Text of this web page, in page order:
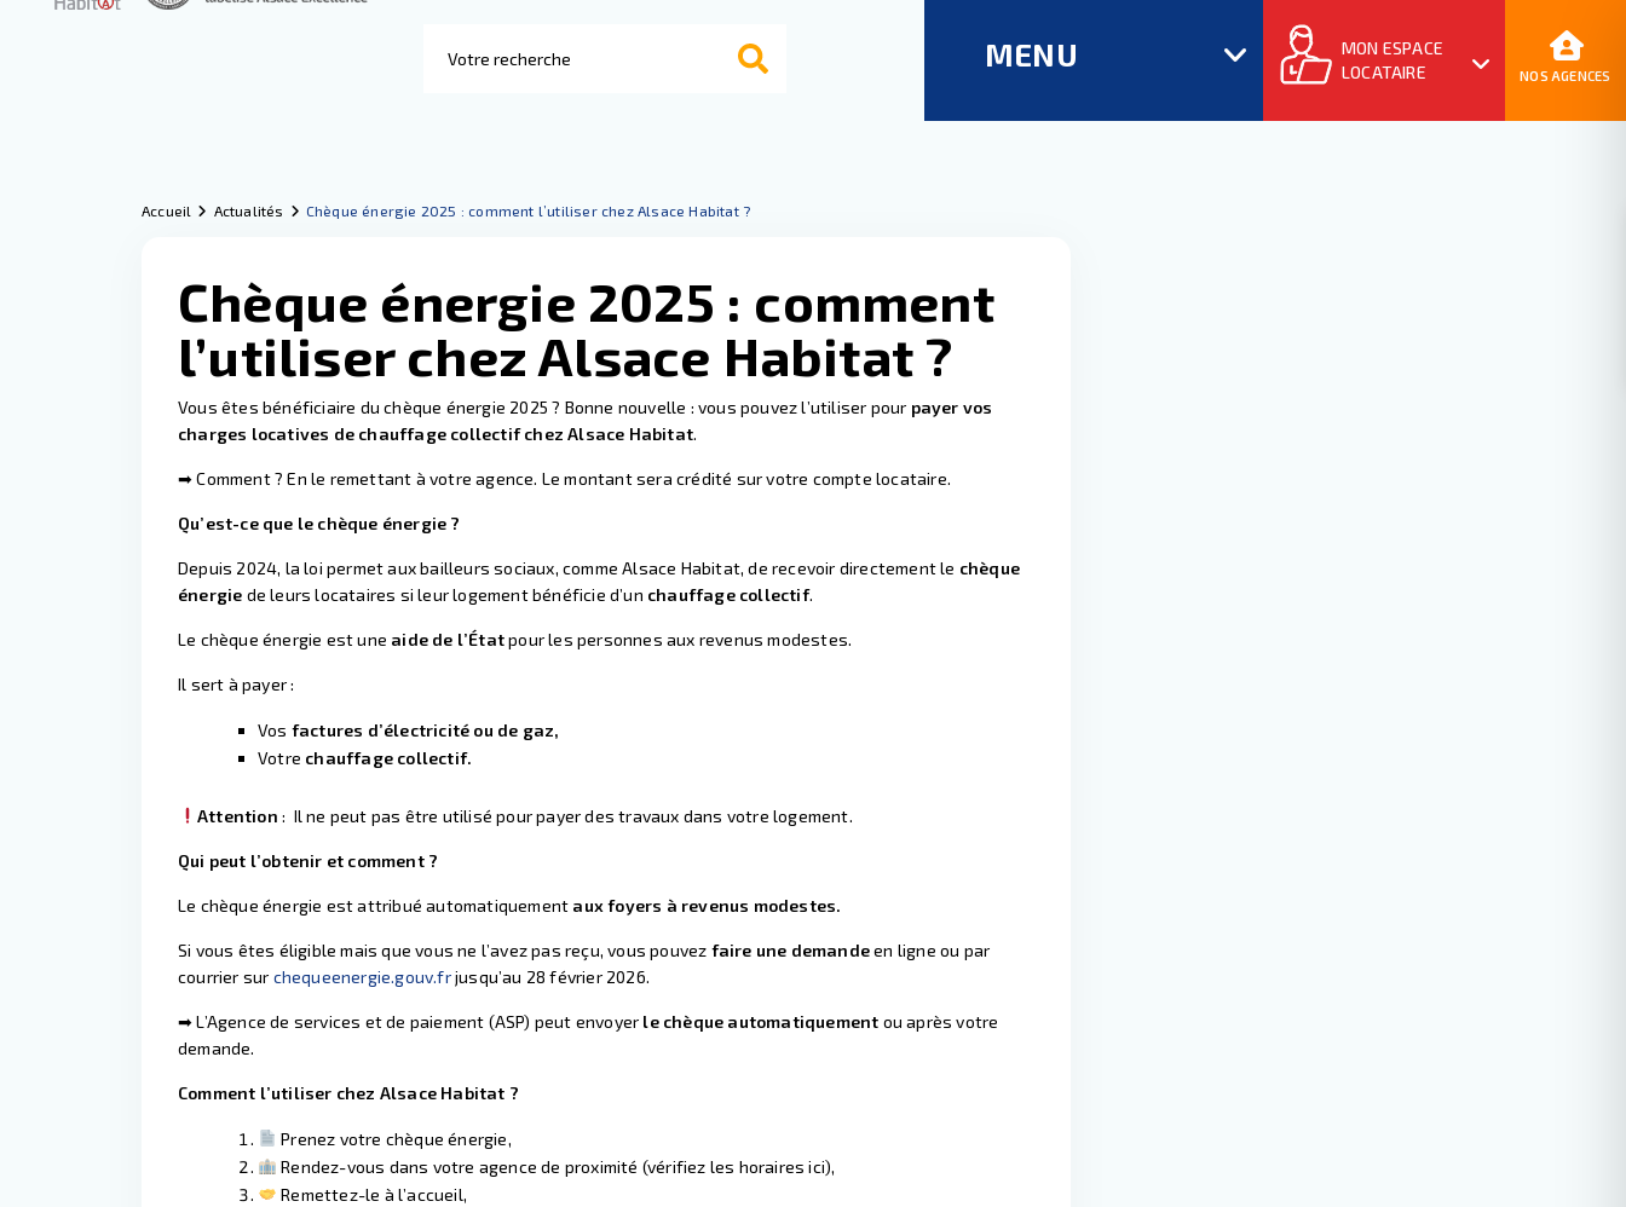
MENU
MON ESPACE
LOCATAIRE
NOS AGENCES
Accueil Actualités Chèque énergie 2025 : comment l’utiliser chez Alsace Habitat ?
Chèque énergie 2025 : comment
l’utiliser chez Alsace Habitat ?
Vous êtes bénéficiaire du chèque énergie 2025 ? Bonne nouvelle : vous pouvez l’utiliser pour payer vos
charges locatives de chauffage collectif chez Alsace Habitat.
➡ Comment ? En le remettant à votre agence. Le montant sera crédité sur votre compte locataire.
Qu’est-ce que le chèque énergie ?
Depuis 2024, la loi permet aux bailleurs sociaux, comme Alsace Habitat, de recevoir directement le chèque
énergie de leurs locataires si leur logement bénéficie d’un chauffage collectif.
Le chèque énergie est une aide de l’Étatpour les personnes aux revenus modestes.
Il sert à payer :
Vos factures d’électricité ou de gaz,
Votre chauffage collectif.
Attention : Il ne peut pas être utilisé pour payer des travaux dans votre logement.
Qui peut l’obtenir et comment ?
Le chèque énergie est attribué automatiquement aux foyers à revenus modestes.
Si vous êtes éligible mais que vous ne l’avez pas reçu, vous pouvez faire une demandeen ligne ou par
courrier sur chequeenergie.gouv.frjusqu’au 28 février 2026.
➡ L’Agence de services et de paiement (ASP) peut envoyer le chèque automatiquement ou après votre
demande.
Comment l’utiliser chez Alsace Habitat ?
Prenez votre chèque énergie,
Rendez-vous dans votre agence de proximité (vérifiez les horairesici),
Remettez-le à l’accueil,